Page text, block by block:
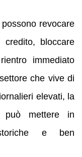
revocare
credito, bloccare
immediato
che vive di
elevati, la
può mettere in
e ben